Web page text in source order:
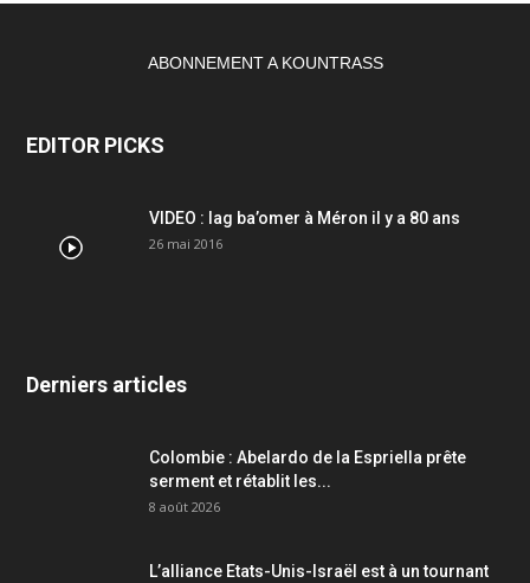
ABONNEMENT A KOUNTRASS
EDITOR PICKS
VIDEO : lag ba’omer à Méron il y a 80 ans
26 mai 2016
Derniers articles
Colombie : Abelardo de la Espriella prête
serment et rétablit les...
8 août 2026
L’alliance Etats-Unis-Israël est à un tournant